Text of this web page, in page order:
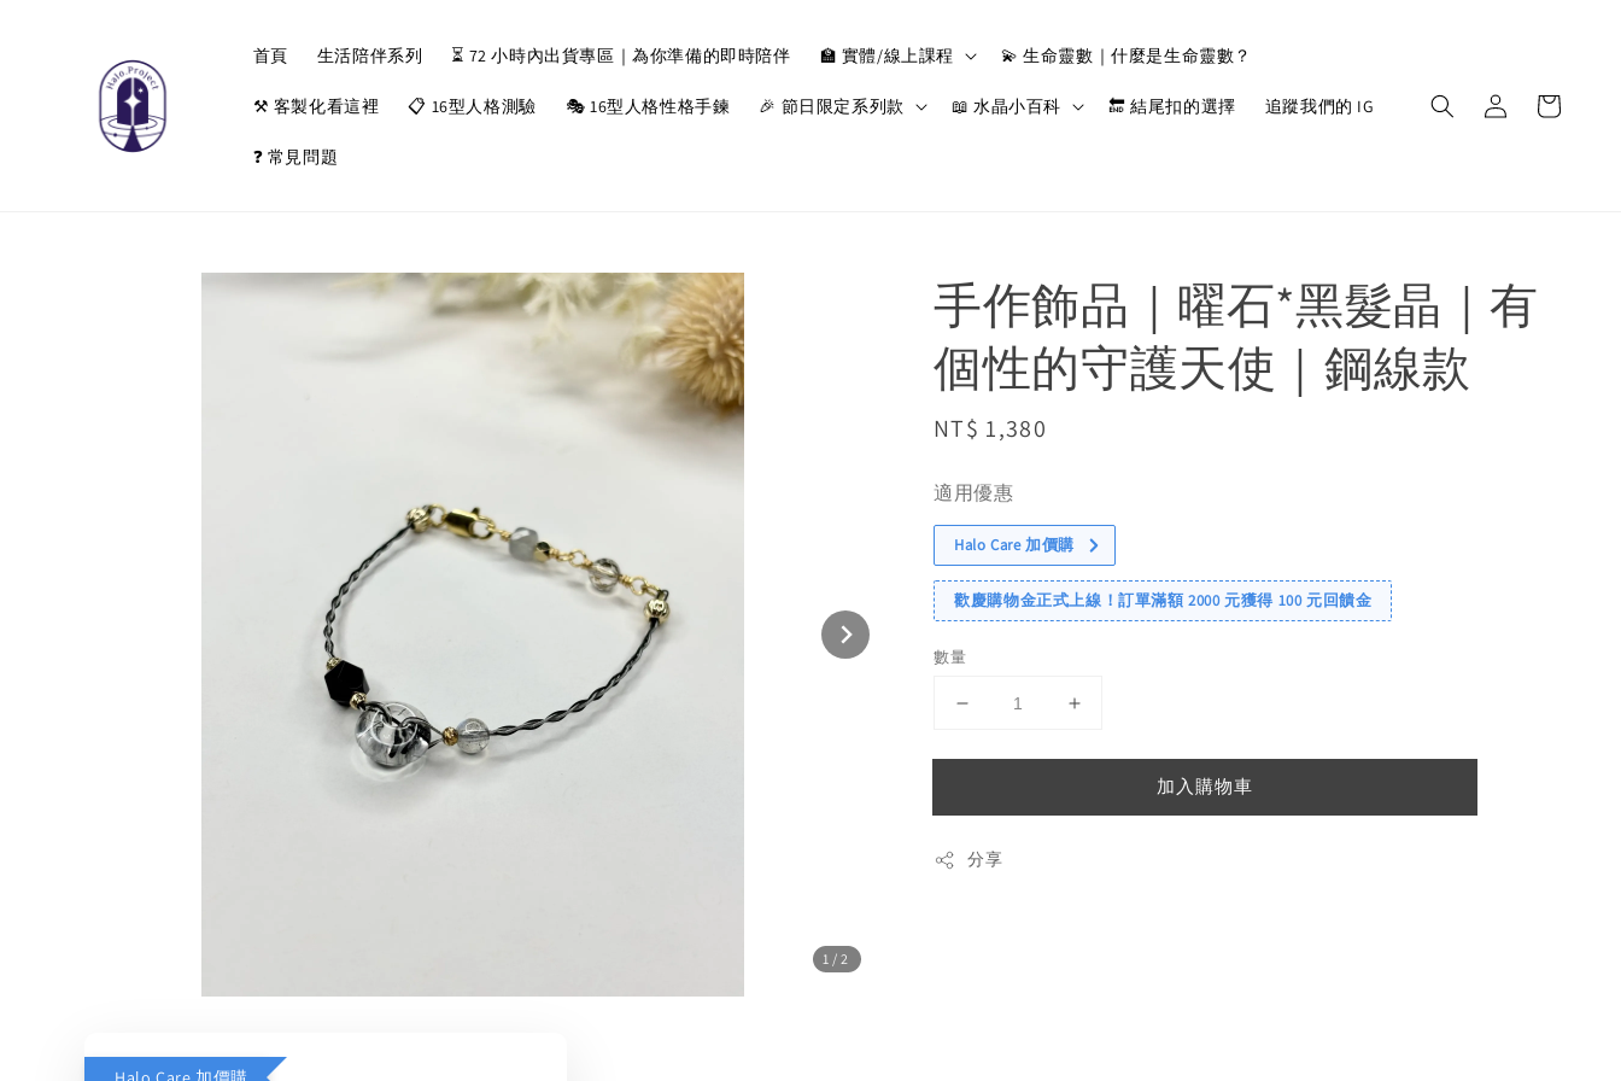
首頁 生活陪伴系列 ⏳ 72 小時內出貨專區｜為你準備的即時陪伴 🏫 實體/線上課程 💫 生命靈數｜什麼是生命靈數？
⚒️ 客製化看這裡 📋 16型人格測驗 🎭 16型人格性格手鍊 🎉 節日限定系列款 📖 水晶小百科 🔚 結尾扣的選擇 追蹤我們的 IG
❓ 常見問題
1 /2
手作飾品｜曜石*黑髮晶｜有
個性的守護天使｜鋼線款
Regular
NT$ 1,380
適用優惠
Halo Care 加價購
歡慶購物金正式上線！訂單滿額 2000 元獲得 100 元回饋金
數量
加入購物車
分享